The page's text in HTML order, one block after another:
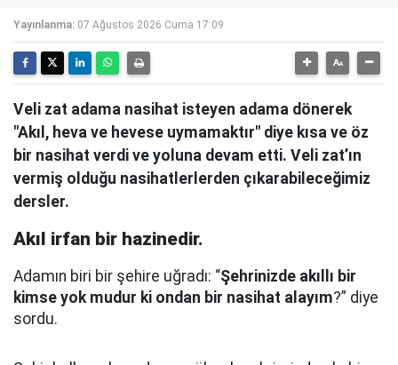
Yayınlanma: 07 Ağustos 2026 Cuma 17:09
Veli zat adama nasihat isteyen adama dönerek
"Akıl, heva ve hevese uymamaktır" diye kısa ve öz
bir nasihat verdi ve yoluna devam etti. Veli zat’ın
vermiş olduğu nasihatlerlerden çıkarabileceğimiz
dersler.
Akıl irfan bir hazinedir.
Adamın biri bir şehire uğradı: “Şehrinizde akıllı bir
kimse yok mudur ki ondan bir nasihat alayım?” diye
sordu.